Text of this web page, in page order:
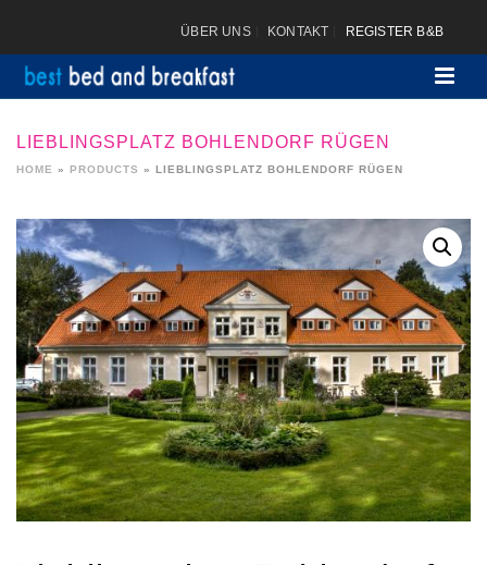
ÜBER UNS KONTAKT REGISTER B&B
LIEBLINGSPLATZ BOHLENDORF RÜGEN
HOME » PRODUCTS » LIEBLINGSPLATZ BOHLENDORF RÜGEN